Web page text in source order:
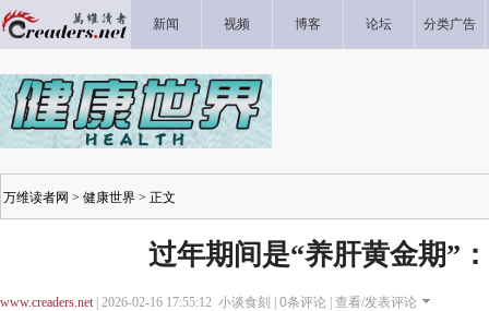
新闻 视频 博客 论坛 分类广告
万维读者网 > 健康世界 > 正文
过年期间是“养肝黄金期”
www.creaders.net| 2026-02-16 17:55:12 小谈食刻 | 0条评论 | 查看/发表评论